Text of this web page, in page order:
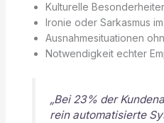
Kulturelle
Ironie oder Sarkasmus
Ausnahmesituationen
Notwendigkeit echter
„Bei 23% der
rein automatisierte